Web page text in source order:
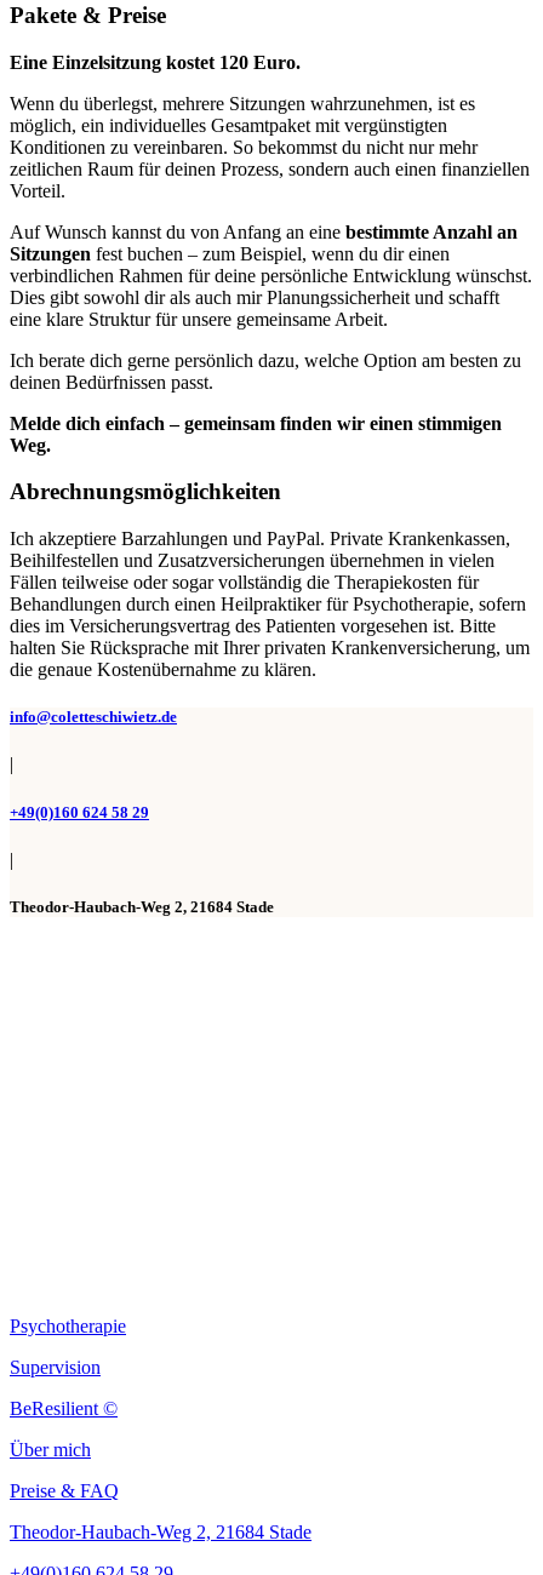
Pakete & Preise
Eine Einzelsitzung kostet 120 Euro.
Wenn du überlegst, mehrere Sitzungen wahrzunehmen, ist es
möglich, ein individuelles Gesamtpaket mit vergünstigten
Konditionen zu vereinbaren. So bekommst du nicht nur mehr
zeitlichen Raum für deinen Prozess, sondern auch einen finanziellen
Vorteil.
Auf Wunsch kannst du von Anfang an eine bestimmte Anzahl an
Sitzungen fest buchen – zum Beispiel, wenn du dir einen
verbindlichen Rahmen für deine persönliche Entwicklung wünschst.
Dies gibt sowohl dir als auch mir Planungssicherheit und schafft
eine klare Struktur für unsere gemeinsame Arbeit.
Ich berate dich gerne persönlich dazu, welche Option am besten zu
deinen Bedürfnissen passt.
Melde dich einfach – gemeinsam finden wir einen stimmigen
Weg.
Abrechnungsmöglichkeiten
Ich akzeptiere Barzahlungen und PayPal. Private Krankenkassen,
Beihilfestellen und Zusatzversicherungen übernehmen in vielen
Fällen teilweise oder sogar vollständig die Therapiekosten für
Behandlungen durch einen Heilpraktiker für Psychotherapie, sofern
dies im Versicherungsvertrag des Patienten vorgesehen ist. Bitte
halten Sie Rücksprache mit Ihrer privaten Krankenversicherung, um
die genaue Kostenübernahme zu klären.
info@coletteschiwietz.de
|
+49(0)160 624 58 29
|
Theodor-Haubach-Weg 2, 21684 Stade
Psychotherapie
Supervision
BeResilient ©
Über mich
Preise & FAQ
Theodor-Haubach-Weg 2, 21684 Stade